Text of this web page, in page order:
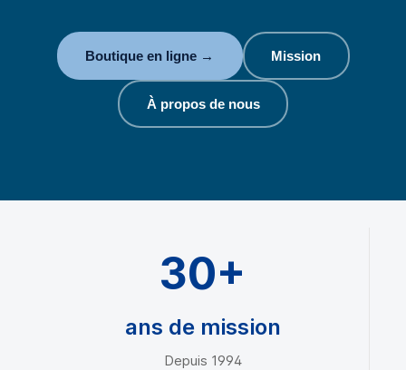
Boutique en ligne → Mission
À propos de nous
30+
ans de mission
Depuis 1994